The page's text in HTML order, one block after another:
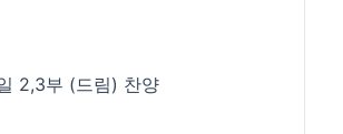
2,3부 (드림) 찬양